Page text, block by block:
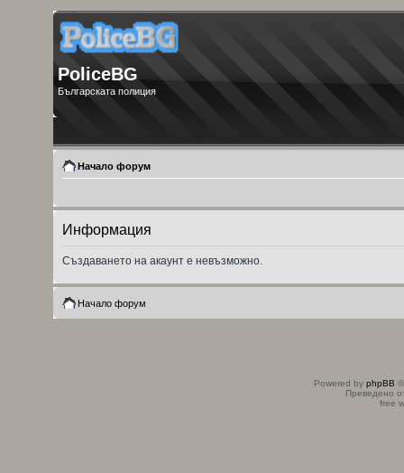
PoliceBG
Българската полиция
Начало форум
Информация
Създаването на акаунт е невъзможно.
Начало форум
Powered by phpBB
Преведено
free